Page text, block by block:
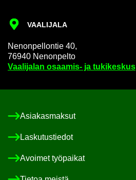
VAA­LI­JA­LA
Ne­non­pel­lon­tie 40,
76940 Ne­non­pel­to
Vaa­li­ja­lan osaamis-​ ja tu­ki­kes­kus
Asia­kas­mak­sut
Las­ku­tus­tie­dot
Avoi­met työ­pai­kat